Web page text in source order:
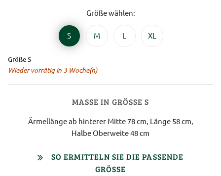
Größe wählen:
S M L XL
Größe S
Wieder vorrätig in 3 Woche(n)
MASSE IN GRÖSSE S
Ärmellänge ab hinterer Mitte 78 cm, Länge 58 cm,
Halbe Oberweite 48 cm
SO ERMITTELN SIE DIE PASSENDE
GRÖSSE